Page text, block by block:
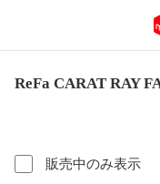
ReFa CARAT RAY
販売中のみ表示